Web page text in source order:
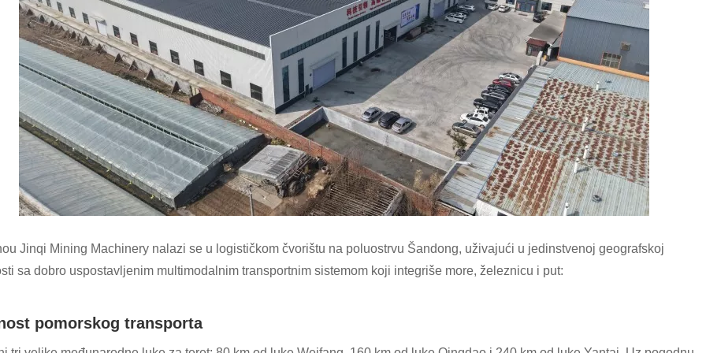
Jinqi Mining Machinery nalazi se u logističkom čvorištu na poluostrvu Šandong, uživajući u jedinstvenoj geografskoj
sa dobro uspostavljenim multimodalnim transportnim sistemom koji integriše more, železnicu i put:
pomorskog transporta